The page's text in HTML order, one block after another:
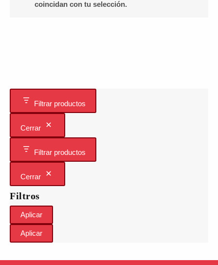
Filtrar productos
Cerrar
Filtrar productos
Cerrar
Filtros
Aplicar
Aplicar
coincidan con tu selección.